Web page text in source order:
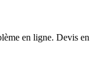
en ligne. Devis en